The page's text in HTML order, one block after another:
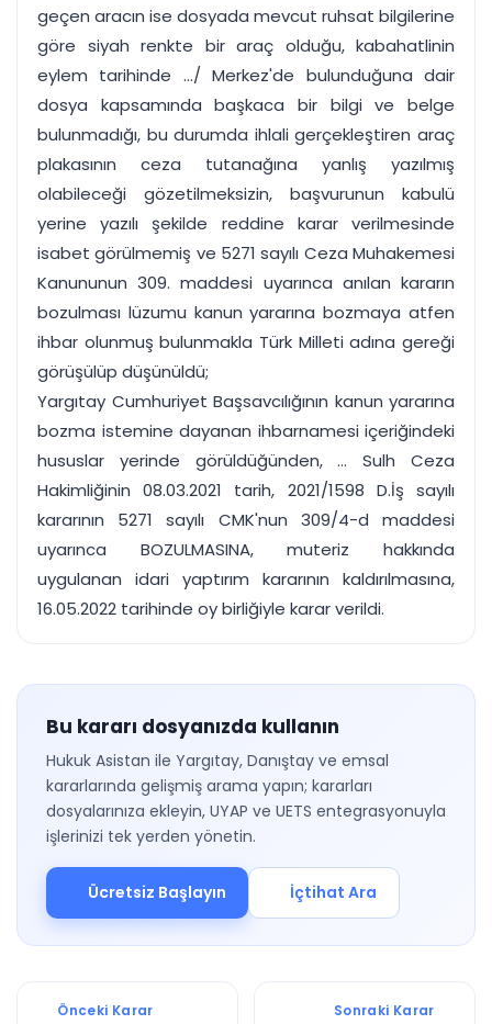
geçen aracın ise dosyada mevcut ruhsat bilgilerine
göre siyah renkte bir araç olduğu, kabahatlinin
eylem tarihinde .../ Merkez'de bulunduğuna dair
dosya kapsamında başkaca bir bilgi ve belge
bulunmadığı, bu durumda ihlali gerçekleştiren araç
plakasının ceza tutanağına yanlış yazılmış
olabileceği gözetilmeksizin, başvurunun kabulü
yerine yazılı şekilde reddine karar verilmesinde
isabet görülmemiş ve 5271 sayılı Ceza Muhakemesi
Kanununun 309. maddesi uyarınca anılan kararın
bozulması lüzumu kanun yararına bozmaya atfen
ihbar olunmuş bulunmakla Türk Milleti adına gereği
görüşülüp düşünüldü;
Yargıtay Cumhuriyet Başsavcılığının kanun yararına
bozma istemine dayanan ihbarnamesi içeriğindeki
hususlar yerinde görüldüğünden, ... Sulh Ceza
Hakimliğinin 08.03.2021 tarih, 2021/1598 D.İş sayılı
kararının 5271 sayılı CMK'nun 309/4-d maddesi
uyarınca BOZULMASINA, muteriz hakkında
uygulanan idari yaptırım kararının kaldırılmasına,
16.05.2022 tarihinde oy birliğiyle karar verildi.
Bu kararı dosyanızda kullanın
Hukuk Asistan ile Yargıtay, Danıştay ve emsal
kararlarında gelişmiş arama yapın; kararları
dosyalarınıza ekleyin, UYAP ve UETS entegrasyonuyla
işlerinizi tek yerden yönetin.
Ücretsiz Başlayın İçtihat Ara
Önceki Karar Sonraki Karar